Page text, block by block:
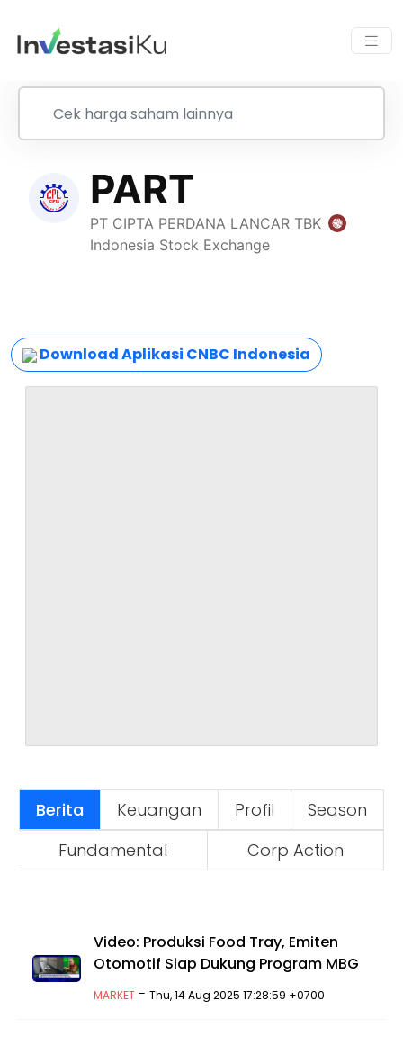
Download Aplikasi CNBC Indonesia
Berita Keuangan Profil
Season
Fundamental
Corp Action
Video: Produksi Food Tray, Emiten
Otomotif Siap Dukung Program MBG
MARKET- Thu, 14 Aug 2025 17:28:59 +0700